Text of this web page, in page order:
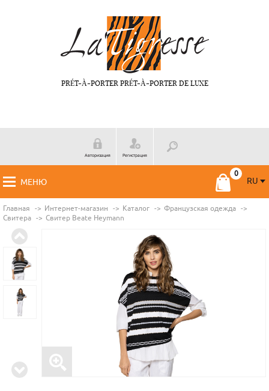
PRÉT-À-PORTER PRÉT-À-PORTER DE LUXE
Авторизация Регистрация
МЕНЮ
RU
Главная Интернет-магазин Каталог
Французская одежда
Свитера
Свитер Beate Нeymann